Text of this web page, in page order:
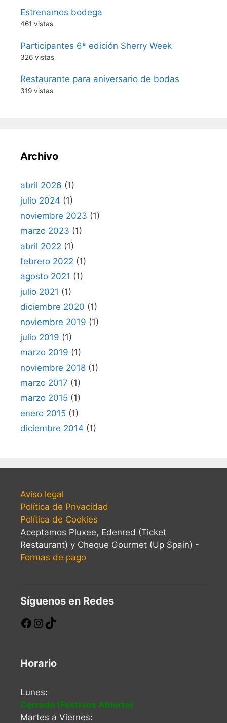
Estrenamos bodega
461 vistas
Participantes 6ª edición Sherry Week
326 vistas
Restaurante para aniversario de bodas
319 vistas
Archivo
abril 2026 (1)
julio 2024 (1)
noviembre 2023 (1)
marzo 2023 (1)
abril 2022 (1)
febrero 2022 (1)
agosto 2021 (1)
julio 2021 (1)
diciembre 2020 (1)
noviembre 2019 (1)
julio 2019 (1)
marzo 2019 (1)
noviembre 2018 (1)
marzo 2017 (1)
marzo 2015 (1)
enero 2015 (1)
diciembre 2014 (1)
Aviso legal
Política de Privacidad
Política de Cookies
Aceptamos Pluxee, Edenred (Ticket
Restaurant) y Cheque Gourmet (Up Spain) -
Formas de pago
Síguenos en Redes
Horario
Lunes:
Cerrado (Festivos Abierto)
Martes a Viernes: